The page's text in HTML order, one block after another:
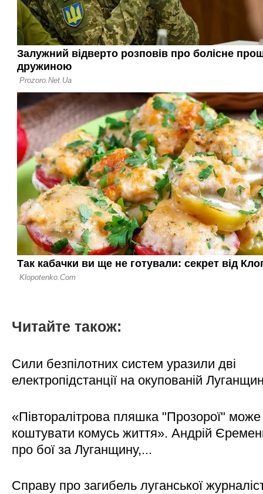
Читайте також:
Сили безпілотних систем уразили дві
електропідстанції на окупованій
«Півторалітрова пляшка "Прозорої" може
коштувати комусь життя». Андрій
про бої за Луганщину,...
Справу про загибель луганської